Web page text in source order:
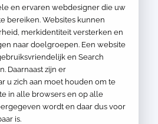
en ervaren webdesigner die uw
bereiken. Websites kunnen
merkidentiteit versterken en
naar doelgroepen. Een website
en Search
Daarnaast zijn er
u zich aan moet houden om te
in alle browsers en op alle
wordt en daar dus voor
is.